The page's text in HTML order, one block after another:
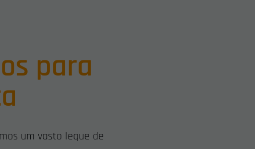
para
um vasto leque de